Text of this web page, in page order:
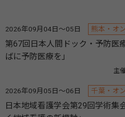
2026年09月04日～05日 熊本・オ
第67回日本人間ドック・予防医
ばに予防医療を」
主
2026年09月05日～06日 千葉・オ
日本地域看護学会第29回学術集